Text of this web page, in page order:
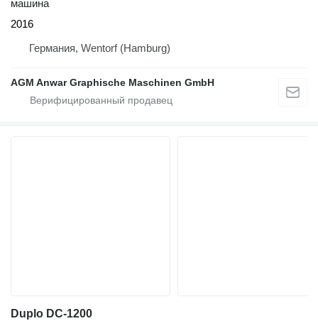
машина
2016
Германия, Wentorf (Hamburg)
AGM Anwar Graphische Maschinen GmbH
Duplo DC-1200